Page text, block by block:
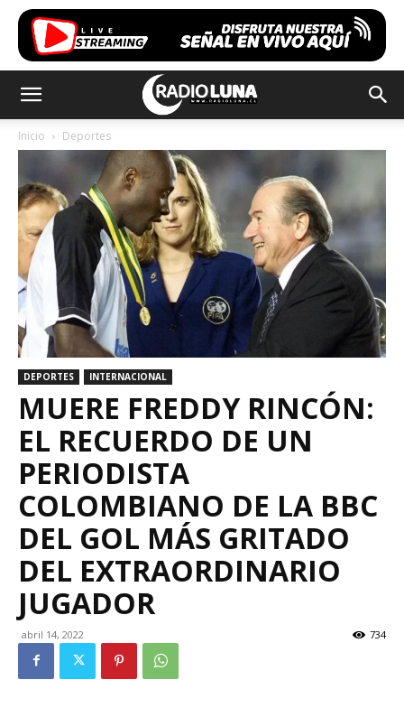
Inicio Deportes
DEPORTES INTERNACIONAL
MUERE FREDDY RINCÓN:
EL RECUERDO DE UN
PERIODISTA
COLOMBIANO DE LA BBC
DEL GOL MÁS GRITADO
DEL EXTRAORDINARIO
JUGADOR
abril 14, 2022 734